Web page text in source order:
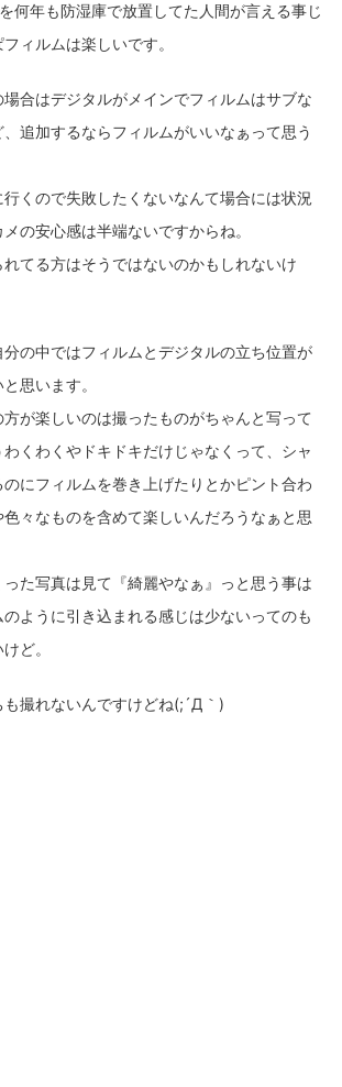
何年も防湿庫で放置してた人間が言える事じ
ィルムは楽しいです。
合はデジタルがメインでフィルムはサブな
追加するならフィルムがいいなぁって思う
くので失敗したくないなんて場合には状況
の安心感は半端ないですからね。
てる方はそうではないのかもしれないけ
の中ではフィルムとデジタルの立ち位置が
思います。
が楽しいのは撮ったものがちゃんと写って
くわくやドキドキだけじゃなくって、シャ
にフィルムを巻き上げたりとかピント合わ
々なものを含めて楽しいんだろうなぁと思
た写真は見て『綺麗やなぁ』っと思う事は
ように引き込まれる感じは少ないってのも
ど。
も撮れないんですけどね(;´Д｀)